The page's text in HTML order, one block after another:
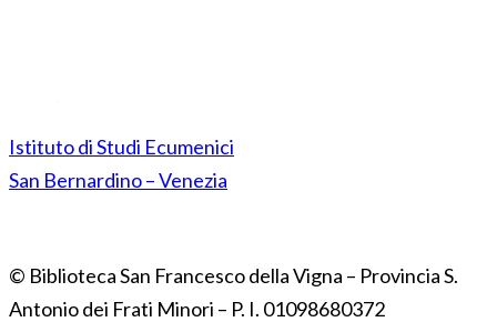
Istituto di Studi Ecumenici
San Bernardino – Venezia
© Biblioteca San Francesco della Vigna – Provincia S.
Antonio dei Frati Minori – P. I. 01098680372